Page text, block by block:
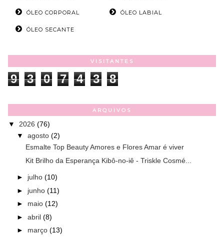
ÓLEO CORPORAL ÓLEO LABIAL
ÓLEO SECANTE
VISITANTES
9 3 0 7 4 3 8
ARQUIVOS
▼ 2026 (76)
▼ agosto (2)
Esmalte Top Beauty Amores e Flores Amar é viver
Kit Brilho da Esperança Kibô-no-iê - Triskle Cosmé...
► julho (10)
► junho (11)
► maio (12)
► abril (8)
► março (13)